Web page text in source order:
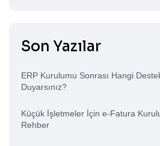
Son Yazılar
ERP Kurulumu Sonrası Hangi
Duyarsınız?
Küçük İşletmeler İçin e-Fatura
Rehber